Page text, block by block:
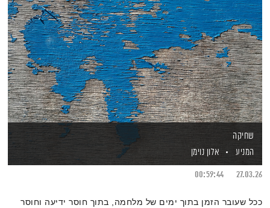
שחיקה
המניע
אלון נוימן
27.03.26
00:59:44
ככל שעובר הזמן בתוך ימים של מלחמה, בתוך חוסר ידיעה וחוסר